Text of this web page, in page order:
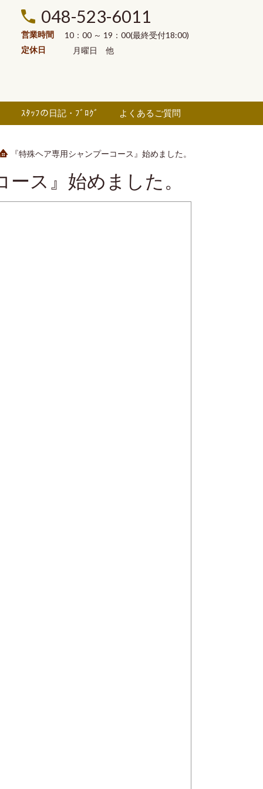
048-523-6011
営業時間
10：00 ～ 19：00(最終受付18:00)
定休日
月曜日 他
ｽﾀｯﾌの日記・ﾌﾞﾛｸﾞ よくあるご質問
『特殊ヘア専用シャンプーコース』始めました。
ス』始めました。